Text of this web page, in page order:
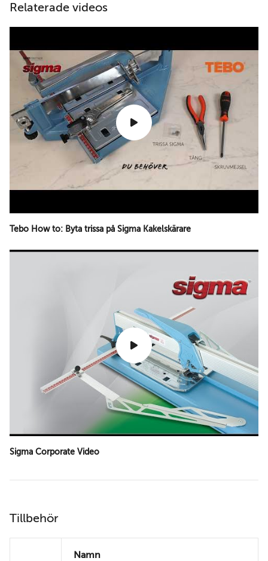
Relaterade videos
Tebo How to: Byta trissa på Sigma Kakelskärare
Sigma Corporate Video
Tillbehör
Namn